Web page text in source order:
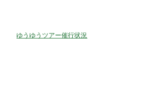
ゆうゆうツアー催行状況